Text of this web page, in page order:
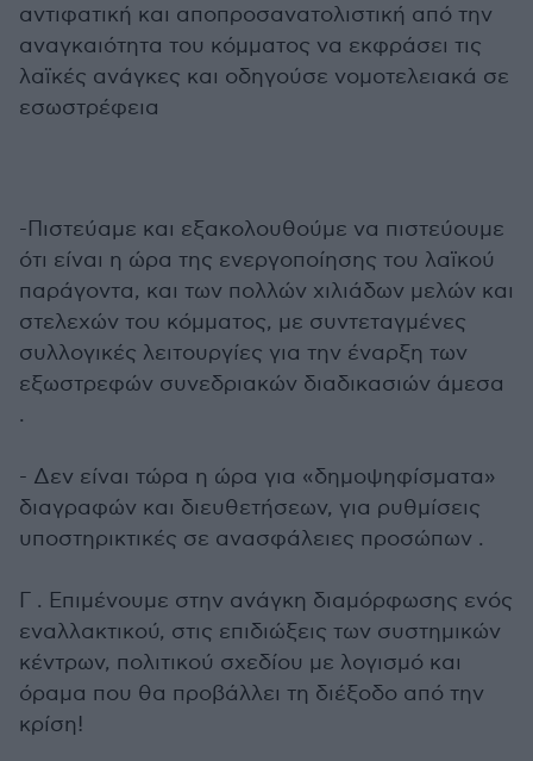
αντιφατική και αποπροσανατολιστική από την
αναγκαιότητα του κόμματος να εκφράσει τις
λαϊκές ανάγκες και οδηγούσε νομοτελειακά σε
εσωστρέφεια
-Πιστεύαμε και εξακολουθούμε να πιστεύουμε
ότι είναι η ώρα της ενεργοποίησης του λαϊκού
παράγοντα, και των πολλών χιλιάδων μελών και
στελεχών του κόμματος, με συντεταγμένες
συλλογικές λειτουργίες για την έναρξη των
εξωστρεφών συνεδριακών διαδικασιών άμεσα
.
- Δεν είναι τώρα η ώρα για «δημοψηφίσματα»
διαγραφών και διευθετήσεων, για ρυθμίσεις
υποστηρικτικές σε ανασφάλειες προσώπων .
Γ . Επιμένουμε στην ανάγκη διαμόρφωσης ενός
εναλλακτικού, στις επιδιώξεις των συστημικών
κέντρων, πολιτικού σχεδίου με λογισμό και
όραμα που θα προβάλλει τη διέξοδο από την
κρίση!